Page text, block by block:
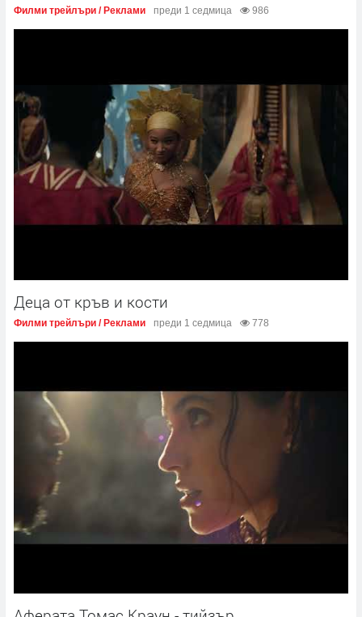
Филми трейлъри / Реклами преди 1 седмица 986
Деца от кръв и кости
Филми трейлъри / Реклами преди 1 седмица 778